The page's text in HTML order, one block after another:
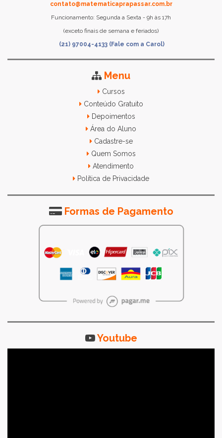
contato@matematicaprapassar.com.br
Funcionamento: Segunda a Sexta - 9h às 17h
(exceto finais de semana e feriados)
(21) 97004-4133 (Fale com a Carol)
Menu
Cursos
Conteúdo Gratuito
Depoimentos
Área do Aluno
Cadastre-se
Quem Somos
Atendimento
Política de Privacidade
Formas de Pagamento
Youtube